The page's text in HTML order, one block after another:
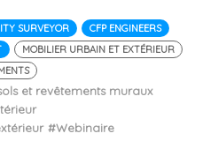
SURVEYOR
CFP ENGINEERS
MOBILIER URBAIN ET EXTÉRIEUR
et revêtements muraux
#Webinaire